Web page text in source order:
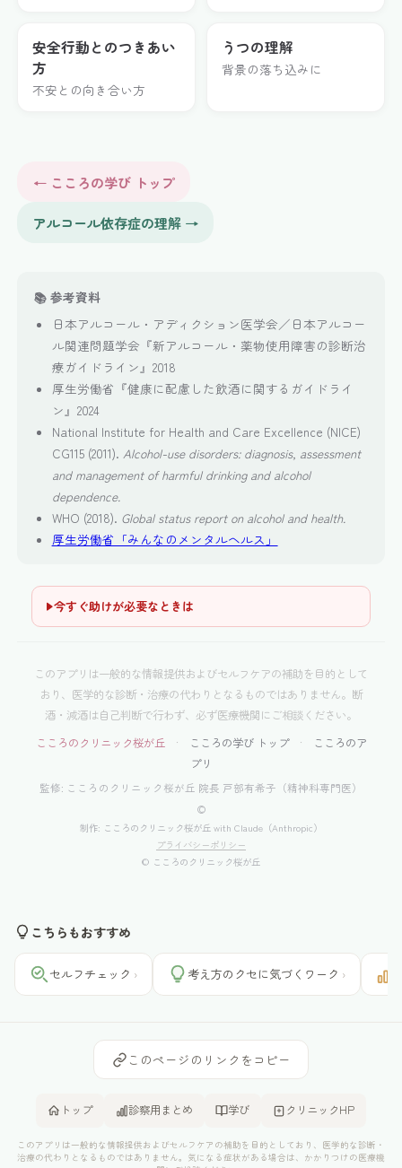
安全行動とのつきあい
方
不安との向き合い方
うつの理解
背景の落ち込みに
← こころの学び トップ
アルコール依存症の理解 →
📚 参考資料
日本アルコール・アディクション医学会／日本アルコー
ル関連問題学会『新アルコール・薬物使用障害の診断治
療ガイドライン』2018
厚生労働省『健康に配慮した飲酒に関するガイドライ
ン』2024
National Institute for Health and Care Excellence (NICE)
CG115 (2011). Alcohol-use disorders: diagnosis, assessment
and management of harmful drinking and alcohol
dependence.
WHO (2018). Global status report on alcohol and health.
厚生労働省「みんなのメンタルヘルス」
今すぐ助けが必要なときは
このアプリは一般的な情報提供およびセルフケアの補助を目的として
おり、医学的な診断・治療の代わりとなるものではありません。断
酒・減酒は自己判断で行わず、必ず医療機関にご相談ください。
こころのクリニック桜が丘· こころの学び トップ·
こころのア
プリ
監修: こころのクリニック桜が丘 院長 戸部有希子（精神科専門医）
©
制作: こころのクリニック桜が丘 with Claude（Anthropic）
プライバシーポリシー
© こころのクリニック桜が丘
こちらもおすすめ
セルフチェック › 考え方のクセに気づくワーク ›
このページのリンクをコピー
トップ 診察用まとめ 学び クリニックHP
このアプリは一般的な情報提供およびセルフケアの補助を目的としており、医学的な診断・
治療の代わりとなるものではありません。気になる症状がある場合は、かかりつけの医療機